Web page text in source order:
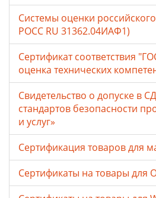
Системы оценки
РОСС RU 31362.04ИАФ1)
Сертификат соответствия
оценка технических
Свидетельство о допуске в
стандартов безопасности
и услуг»
Сертификация товаров для
Cертификаты на товары для